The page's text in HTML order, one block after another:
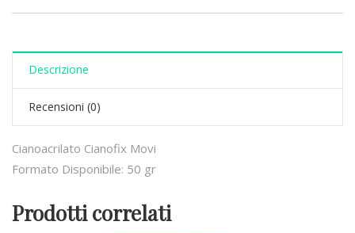
Descrizione
Recensioni (0)
Cianoacrilato Cianofix Movi
Formato Disponibile: 50 gr
Prodotti correlati